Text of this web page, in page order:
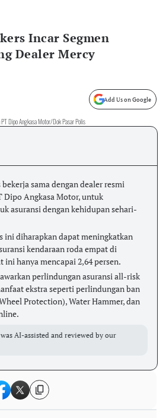
Incar Segmen
Dealer Mercy
Add Us on Google
Dipo Angkasa Motor/Dok Pasar Polis
sama dengan dealer resmi
Dipo Angkasa Motor, untuk
asuransi dengan kehidupan sehari-
ini diharapkan dapat meningkatkan
kendaraan roda empat di
ini hanya mencapai 2,64 persen.
perlindungan asuransi all-risk
ekstra seperti perlindungan ban
Protection), Water Hammer, dan
AI-assisted and reviewed by our